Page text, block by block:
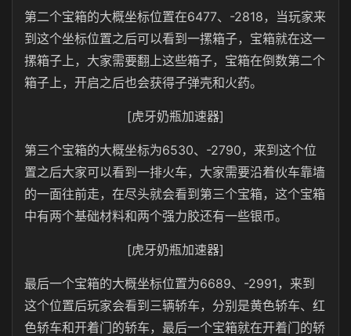
第二个宝箱的大概坐标位置在6477、-2818，当玩家来
到这个坐标位置之后可以看到一摞箱子，宝箱就在这一
摞箱子上，大家需要翻上这些箱子，宝箱在倒数第二个
箱子上，开启之后也会获得子弹壳和火药。
[虎牙奶瓶加速器]
第三个宝箱的大概坐标为6530、-2790，来到这个位
置之后大家可以看到一排火车，大家需要沿着伙车靠墙
的一面往前走，在尽头就会看到第三个宝箱，这个宝箱
中有两个基础材料和两个强力胶还有一些银币。
[虎牙奶瓶加速器]
最后一个宝箱的大概坐标位置为6689、-2991，来到
这个位置后玩家会看到三辆轿车，分别是黄色轿车、红
色轿车和开着门的轿车，最后一个宝箱就在开着门的轿